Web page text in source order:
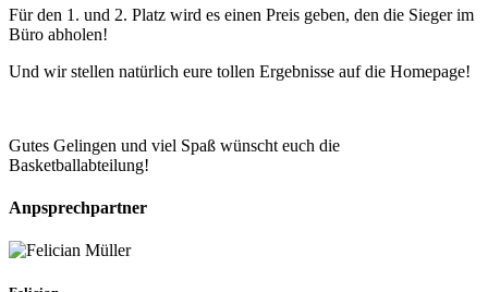
Für den 1. und 2. Platz wird es einen Preis geben, den die Sieger im
Büro abholen!
Und wir stellen natürlich eure tollen Ergebnisse auf die Homepage!
Gutes Gelingen und viel Spaß wünscht euch die
Basketballabteilung!
Anpsprechpartner